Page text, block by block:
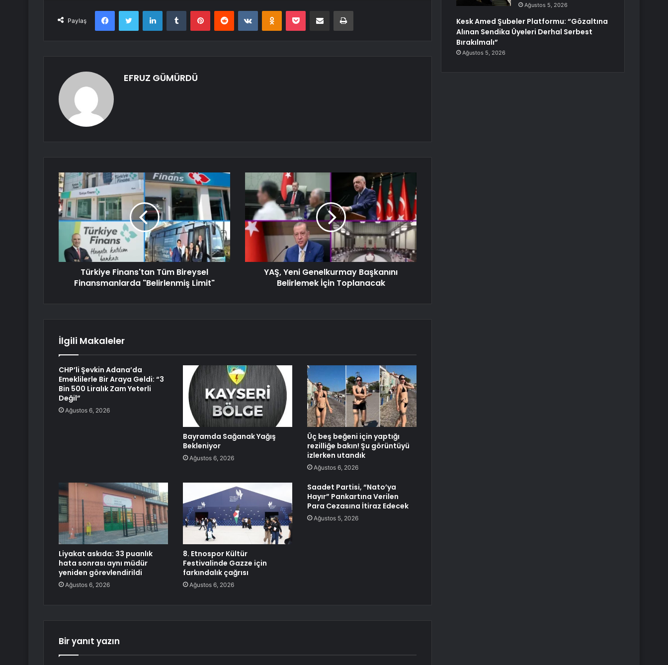
Paylaş
FacebookTwitter LinkedInTumblr PinterestReddit VKontakteOdnoklassniki
Pocket E-Posta ile paylaş Yazdır
EFRUZ GÜMÜRDÜ
Türkiye Finans'tan Tüm Bireysel
Finansmanlarda "Belirlenmiş Limit"
YAŞ, Yeni Genelkurmay Başkanını
Belirlemek İçin Toplanacak
İlgili Makaleler
CHP’li Şevkin Adana’da
Emeklilerle Bir Araya Geldi: “3
Bin 500 Liralık Zam Yeterli
Değil”
Ağustos 6, 2026
Bayramda Sağanak Yağış
Bekleniyor
Ağustos 6, 2026
Üç beş beğeni için yaptığı
rezilliğe bakın! Şu görüntüyü
izlerken utandık
Ağustos 6, 2026
Liyakat askıda: 33 puanlık
hata sonrası aynı müdür
yeniden görevlendirildi
Ağustos 6, 2026
8. Etnospor Kültür
Festivalinde Gazze için
farkındalık çağrısı
Ağustos 6, 2026
Saadet Partisi, “Nato’ya
Hayır” Pankartına Verilen
Para Cezasına İtiraz Edecek
Ağustos 5, 2026
Bir yanıt yazın
Ağustos 5, 2026
Kesk Amed Şubeler Platformu: “Gözaltına
Alınan Sendika Üyeleri Derhal Serbest
Bırakılmalı”
Ağustos 5, 2026